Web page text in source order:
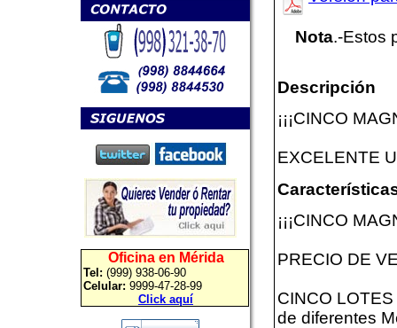
Oficina en Mérida
Tel: (999) 938-06-90
Celular: 9999-47-28-99
Click aquí
Nota.-Estos
Descripción
¡¡¡CINCO
EXCELENTE
¡¡¡CINCO
PRECIO DE
CINCO
de diferentes